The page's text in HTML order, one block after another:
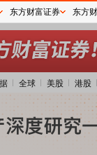
全球 美股 港股
东方财富证券 东方